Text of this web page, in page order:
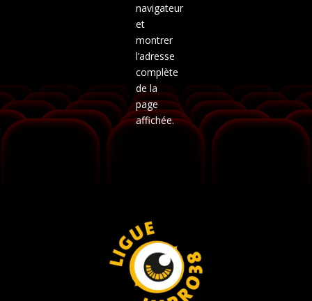
navigateur
et
montrer
l’adresse
complète
de la
page
affichée.